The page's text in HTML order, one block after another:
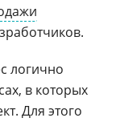
логично
в которых
Для этого